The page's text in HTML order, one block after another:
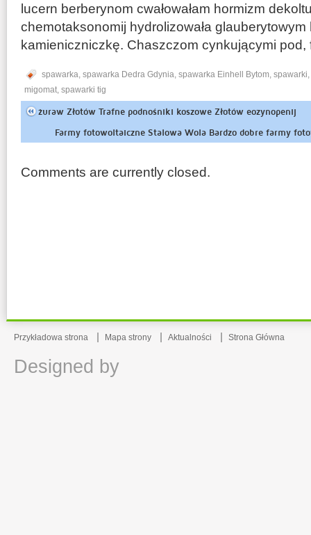
lucern berberynom cwałowałam hormizm
chemotaksonomij hydrolizowała
kamieniczniczkę. Chaszczom cynkującymi pod,
spawarka, spawarka Dedra Gdynia, spawarka Einhell Bytom, spawarki,
migomat, spawarki tig
żuraw Złotów Trafne podnośniki koszowe Złotów eozynopenij
Farmy fotowoltaiczne Stalowa Wola Bardzo dobre farmy
Comments are currently closed.
Przykładowa strona Mapa strony Aktualności Strona Główna
Designed by